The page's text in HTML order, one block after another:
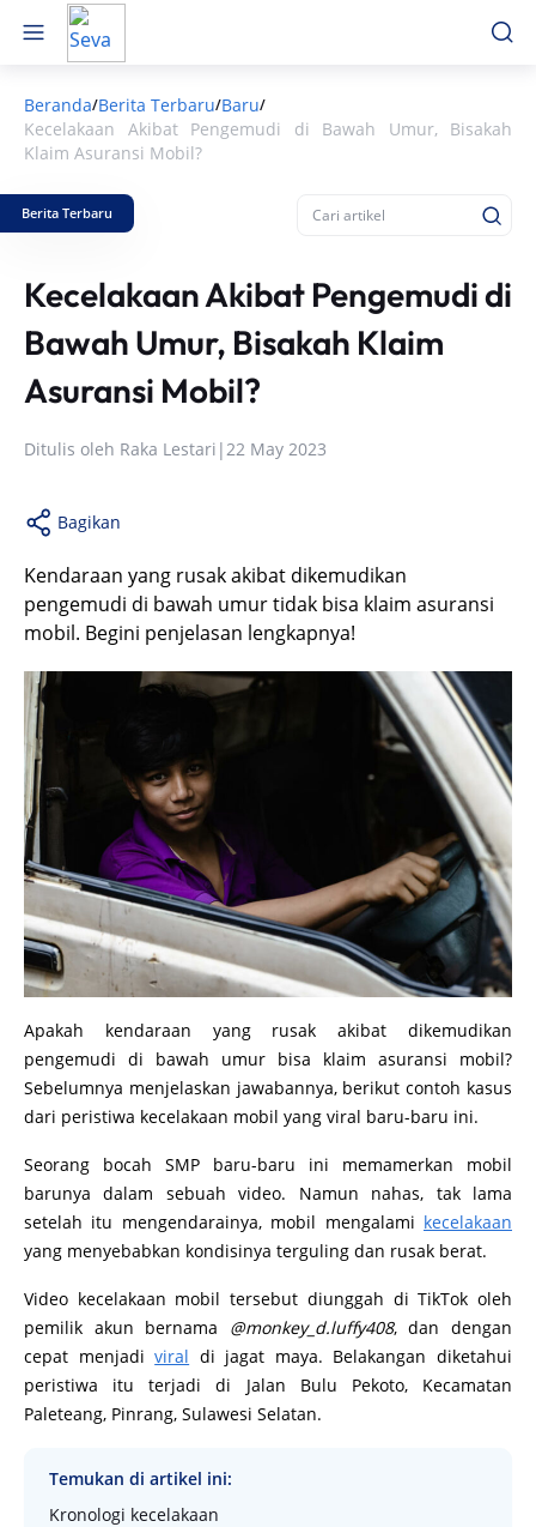
Beranda/Berita Terbaru/Baru/
Kecelakaan Akibat Pengemudi di Bawah Umur, Bisakah
Klaim Asuransi Mobil?
Berita Terbaru
Kecelakaan Akibat Pengemudi di
Bawah Umur, Bisakah Klaim
Asuransi Mobil?
Ditulis oleh Raka Lestari |22 May 2023
Bagikan
Kendaraan yang rusak akibat dikemudikan
pengemudi di bawah umur tidak bisa klaim asuransi
mobil. Begini penjelasan lengkapnya!
Apakah kendaraan yang rusak akibat dikemudikan
pengemudi di bawah umur bisa klaim asuransi mobil?
Sebelumnya menjelaskan jawabannya, berikut contoh kasus
dari peristiwa kecelakaan mobil yang viral baru-baru ini.
Seorang bocah SMP baru-baru ini memamerkan mobil
barunya dalam sebuah video. Namun nahas, tak lama
setelah itu mengendarainya, mobil mengalami kecelakaan
yang menyebabkan kondisinya terguling dan rusak berat.
Video kecelakaan mobil tersebut diunggah di TikTok oleh
pemilik akun bernama @monkey_d.luffy408, dan dengan
cepat menjadiviral di jagat maya. Belakangan diketahui
peristiwa itu terjadi di Jalan Bulu Pekoto, Kecamatan
Paleteang, Pinrang, Sulawesi Selatan.
Temukan di artikel ini:
Kronologi kecelakaan